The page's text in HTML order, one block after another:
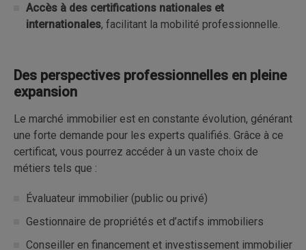
Accès à des certifications nationales et
internationales, facilitant la mobilité professionnelle.
Des perspectives professionnelles en pleine
expansion
Le marché immobilier est en constante évolution, générant
une forte demande pour les experts qualifiés. Grâce à ce
certificat, vous pourrez accéder à un vaste choix de
métiers tels que :
Évaluateur immobilier (public ou privé)
Gestionnaire de propriétés et d’actifs immobiliers
Conseiller en financement et investissement immobilier